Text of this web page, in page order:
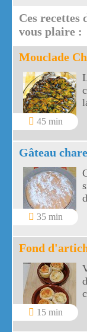
Ces recettes
vous plaire :
Mouclade
45 min
Gâteau
35 min
Fond
15 min